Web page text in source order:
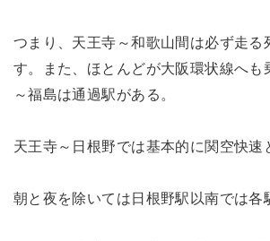
つまり、天王寺～和歌山間は必ず走る
す。また、ほとんどが大阪環状線へも
～福島は通過駅がある。
天王寺～日根野では基本的に関空快速
朝と夜を除いては日根野駅以南では各